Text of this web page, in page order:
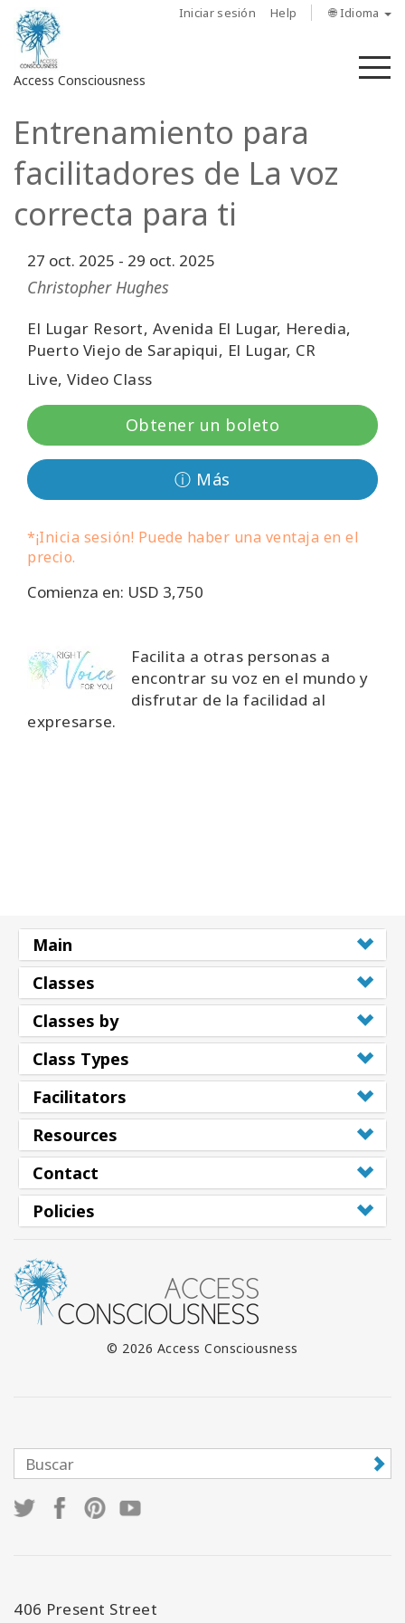
Iniciar sesión Help 🌐 Idioma
Access Consciousness
Iniciar
en
cuenta
Sobre
nosotros
Las
barras
de
Access
Clases
Shop
Entrenamiento para
facilitadores de La voz
correcta para ti
27 oct. 2025 - 29 oct. 2025
Christopher Hughes
El Lugar Resort, Avenida El Lugar, Heredia,
Puerto Viejo de Sarapiqui, El Lugar, CR
Live, Video Class
Obtener un boleto
ⓘ Más
*¡Inicia sesión! Puede haber una ventaja en el
precio.
Comienza en: USD 3,750
Facilita a otras personas a
encontrar su voz en el mundo y
disfrutar de la facilidad al
expresarse.
Main
Classes
Classes by
Class Types
Facilitators
Resources
Contact
Policies
© 2026 Access Consciousness
406 Present Street